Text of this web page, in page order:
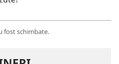
fost schimbate.